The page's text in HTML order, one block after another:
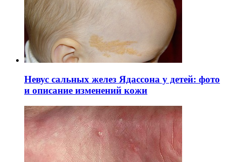
Невус сальных желез Ядассона у детей: фото
и описание изменений кожи